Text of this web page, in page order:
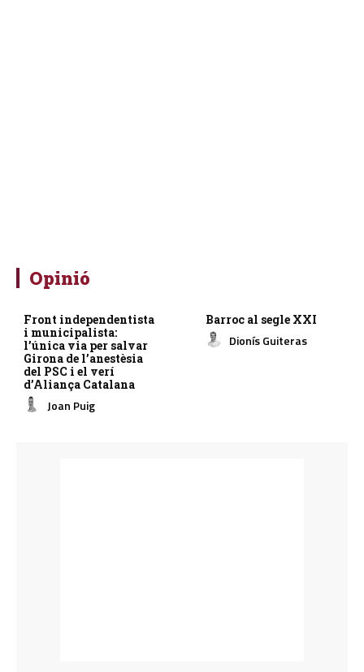
Opinió
Front independentista
i municipalista:
l’única via per salvar
Girona de l’anestèsia
del PSC i el verí
d’Aliança Catalana
Joan Puig
Barroc al segle XXI
Dionís Guiteras